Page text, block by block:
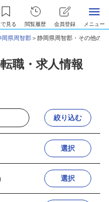
見る 閲覧履歴 会員登録 メニュー
岡県周智郡＞静岡県周智郡・その他の
職・求人情報
絞り込む
選択
選択